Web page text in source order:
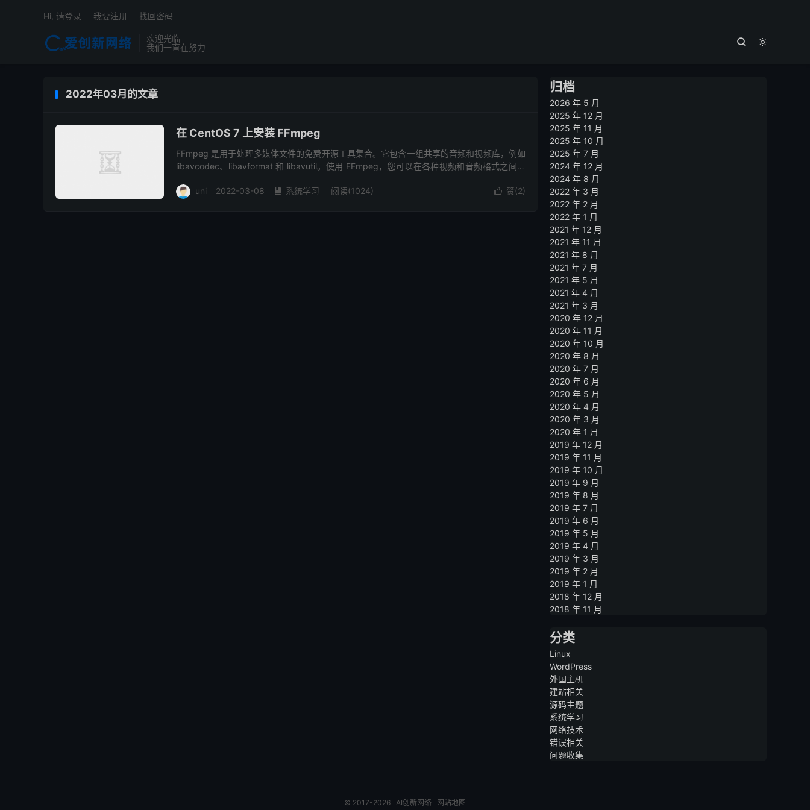
欢迎光临
我们一直在努力


Hi, 请登录 我要注册 找回密码
2022年03月的文章
在 CentOS 7 上安装 FFmpeg
FFmpeg 是用于处理多媒体文件的免费开源工具集合。它包含一组共享的音频和视频库，例如
libavcodec、libavformat 和 libavutil。使用 FFmpeg，您可以在各种视频和音频格式之间进
 赞(2)
uni 2022-03-08  系统学习 阅读(1024)
归档
2026 年 5 月
2025 年 12 月
2025 年 11 月
2025 年 10 月
2025 年 7 月
2024 年 12 月
2024 年 8 月
2022 年 3 月
2022 年 2 月
2022 年 1 月
2021 年 12 月
2021 年 11 月
2021 年 8 月
2021 年 7 月
2021 年 5 月
2021 年 4 月
2021 年 3 月
2020 年 12 月
2020 年 11 月
2020 年 10 月
2020 年 8 月
2020 年 7 月
2020 年 6 月
2020 年 5 月
2020 年 4 月
2020 年 3 月
2020 年 1 月
2019 年 12 月
2019 年 11 月
2019 年 10 月
2019 年 9 月
2019 年 8 月
2019 年 7 月
2019 年 6 月
2019 年 5 月
2019 年 4 月
2019 年 3 月
2019 年 2 月
2019 年 1 月
2018 年 12 月
2018 年 11 月
分类
Linux
WordPress
外国主机
建站相关
源码主题
系统学习
网络技术
错误相关
问题收集
© 2017-2026 AI创新网络 网站地图